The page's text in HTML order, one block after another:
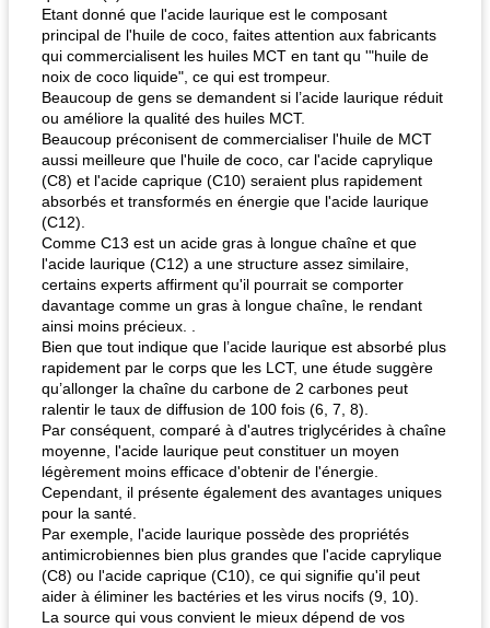
Etant donné que l'acide laurique est le composant
principal de l'huile de coco, faites attention aux fabricants
qui commercialisent les huiles MCT en tant qu '"huile de
noix de coco liquide", ce qui est trompeur.
Beaucoup de gens se demandent si l’acide laurique réduit
ou améliore la qualité des huiles MCT.
Beaucoup préconisent de commercialiser l'huile de MCT
aussi meilleure que l'huile de coco, car l'acide caprylique
(C8) et l'acide caprique (C10) seraient plus rapidement
absorbés et transformés en énergie que l'acide laurique
(C12).
Comme C13 est un acide gras à longue chaîne et que
l'acide laurique (C12) a une structure assez similaire,
certains experts affirment qu'il pourrait se comporter
davantage comme un gras à longue chaîne, le rendant
ainsi moins précieux. .
Bien que tout indique que l’acide laurique est absorbé plus
rapidement par le corps que les LCT, une étude suggère
qu’allonger la chaîne du carbone de 2 carbones peut
ralentir le taux de diffusion de 100 fois (6, 7, 8).
Par conséquent, comparé à d'autres triglycérides à chaîne
moyenne, l'acide laurique peut constituer un moyen
légèrement moins efficace d'obtenir de l'énergie.
Cependant, il présente également des avantages uniques
pour la santé.
Par exemple, l'acide laurique possède des propriétés
antimicrobiennes bien plus grandes que l'acide caprylique
(C8) ou l'acide caprique (C10), ce qui signifie qu'il peut
aider à éliminer les bactéries et les virus nocifs (9, 10).
La source qui vous convient le mieux dépend de vos